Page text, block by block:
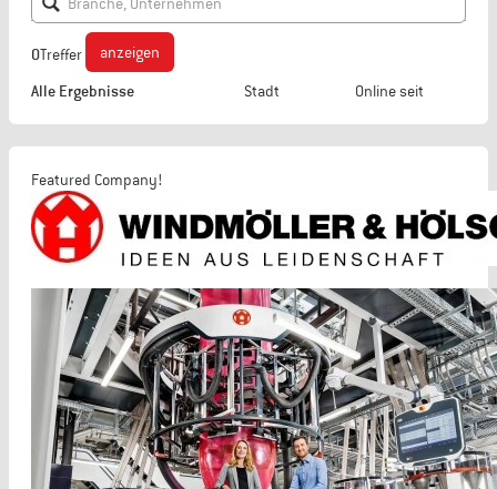
0Treffer
anzeigen
Alle Ergebnisse
Stadt Online seit
Featured Company!